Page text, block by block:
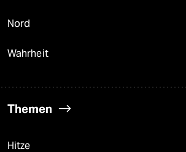
Nord
Wahrheit
Themen
Hitze